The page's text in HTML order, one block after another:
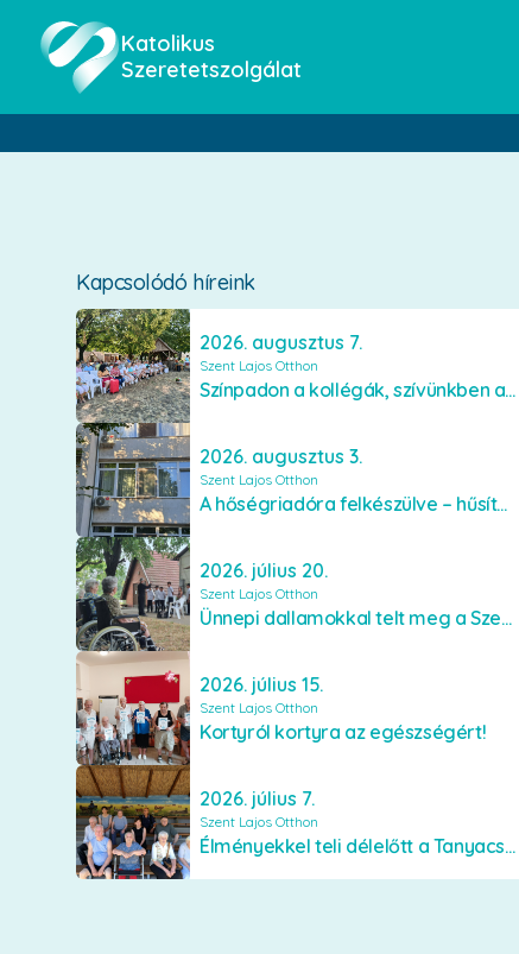
Katolikus
Szeretetszolgálat
Kapcsolódó híreink
2026. augusztus 7.
Szent Lajos Otthon
Színpadon a kollégák, szívünkben a lakók
2026. augusztus 3.
Szent Lajos Otthon
A hőségriadóra felkészülve – hűsítő fejlesztések a Szent Lajos Otthonban
2026. július 20.
Szent Lajos Otthon
Ünnepi dallamokkal telt meg a Szent Lajos Otthon
2026. július 15.
Szent Lajos Otthon
Kortyról kortyra az egészségért!
2026. július 7.
Szent Lajos Otthon
Élményekkel teli délelőtt a Tanyacsárdában